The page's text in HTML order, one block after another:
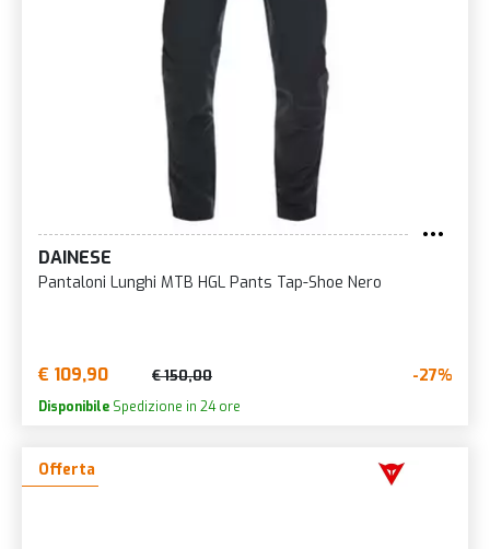
DAINESE
Pantaloni Lunghi MTB HGL Pants Tap-Shoe Nero
€ 109,90 € 150,00 -27%
Disponibile Spedizione in 24 ore
Offerta